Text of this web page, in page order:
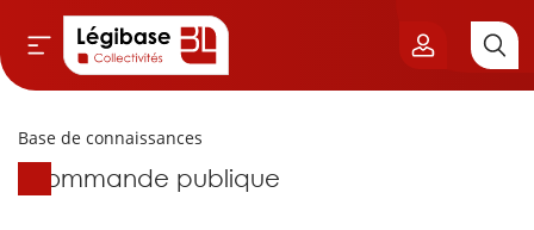
& Cimetières
Base de connaissances
Base de connaissances
Commande publique